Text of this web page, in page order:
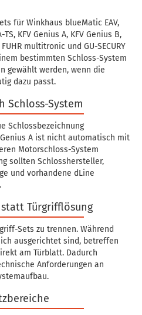
für Winkhaus blueMatic EAV,
KFV Genius A, KFV Genius B,
multitronic und GU-SECURY
bestimmten Schloss-System
gewählt werden, wenn die
dazu passt.
Schloss-System
Schlossbezeichnung
A ist nicht automatisch mit
Motorschloss-System
sollten Schlosshersteller,
und vorhandene dLine
Türgrifflösung
Sets zu trennen. Während
ausgerichtet sind, betreffen
am Türblatt. Dadurch
Anforderungen an